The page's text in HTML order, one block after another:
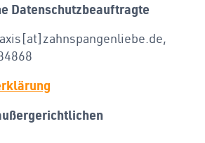
Datenschutzbeauftragte